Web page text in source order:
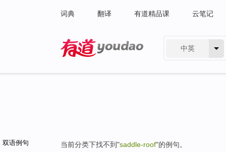
词典 翻译 有道精品课 云笔记
中英
双语例句 当前分类下找不到"saddle-roof"的例句。